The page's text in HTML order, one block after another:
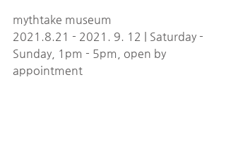
mythtake museum
2021.8.21 - 2021. 9. 12 | Saturday -
Sunday, 1pm - 5pm, open by
appointment